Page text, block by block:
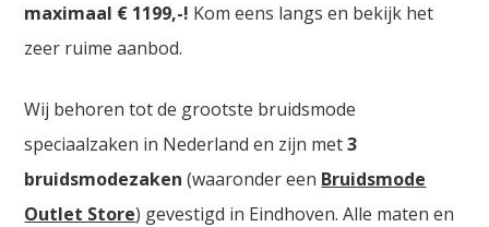
maximaal € 1199,-! Kom eens langs en bekijk het
zeer ruime aanbod.
Wij behoren tot de grootste bruidsmode
speciaalzaken in Nederland en zijn met3
bruidsmodezaken (waaronder een Bruidsmode
Outlet Store) gevestigd in Eindhoven. Alle maten en